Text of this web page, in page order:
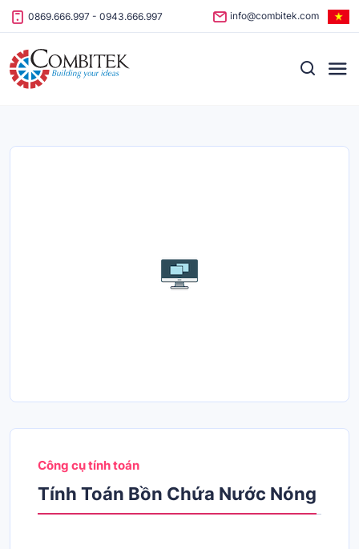
Skip to content
0869.666.997 - 0943.666.997 info@combitek.com
Công cụ tính toán
Tính Toán Bồn Chứa Nước Nóng